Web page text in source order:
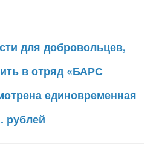
для добровольцев,
в отряд «БАРС
единовременная
рублей